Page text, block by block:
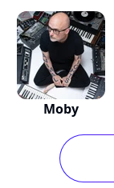
Moby